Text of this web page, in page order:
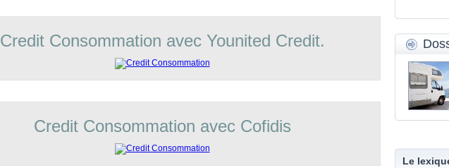
Credit Consommation avec Younited Credit.
Credit Consommation avec Cofidis
Le